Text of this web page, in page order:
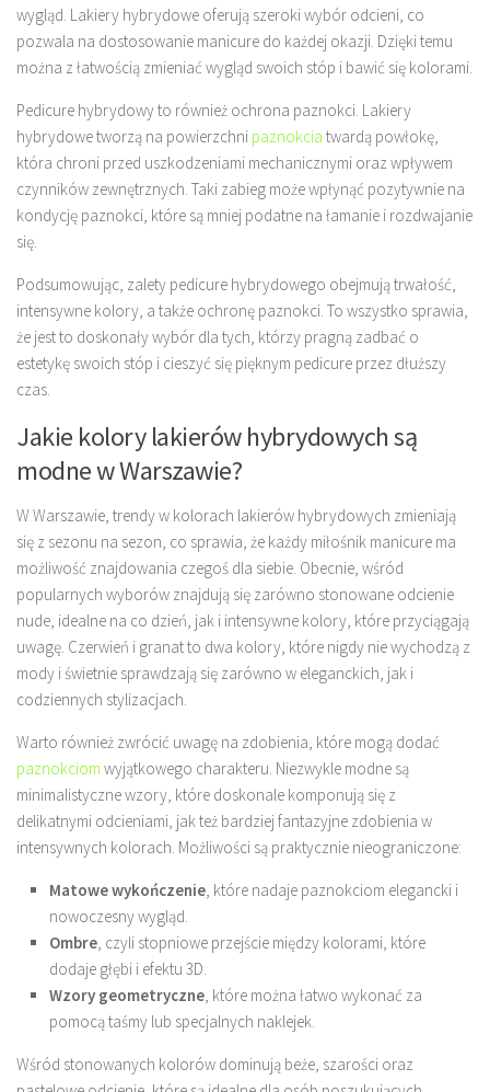
wygląd. Lakiery hybrydowe oferują szeroki wybór odcieni, co
pozwala na dostosowanie manicure do każdej okazji. Dzięki temu
można z łatwością zmieniać wygląd swoich stóp i bawić się kolorami.
Pedicure hybrydowy to również ochrona paznokci. Lakiery
hybrydowe tworzą na powierzchni paznokcia twardą powłokę,
która chroni przed uszkodzeniami mechanicznymi oraz wpływem
czynników zewnętrznych. Taki zabieg może wpłynąć pozytywnie na
kondycję paznokci, które są mniej podatne na łamanie i rozdwajanie
się.
Podsumowując, zalety pedicure hybrydowego obejmują trwałość,
intensywne kolory, a także ochronę paznokci. To wszystko sprawia,
że jest to doskonały wybór dla tych, którzy pragną zadbać o
estetykę swoich stóp i cieszyć się pięknym pedicure przez dłuższy
czas.
Jakie kolory lakierów hybrydowych są
modne w Warszawie?
W Warszawie, trendy w kolorach lakierów hybrydowych zmieniają
się z sezonu na sezon, co sprawia, że każdy miłośnik manicure ma
możliwość znajdowania czegoś dla siebie. Obecnie, wśród
popularnych wyborów znajdują się zarówno stonowane odcienie
nude, idealne na co dzień, jak i intensywne kolory, które przyciągają
uwagę. Czerwień i granat to dwa kolory, które nigdy nie wychodzą z
mody i świetnie sprawdzają się zarówno w eleganckich, jak i
codziennych stylizacjach.
Warto również zwrócić uwagę na zdobienia, które mogą dodać
paznokciom wyjątkowego charakteru. Niezwykle modne są
minimalistyczne wzory, które doskonale komponują się z
delikatnymi odcieniami, jak też bardziej fantazyjne zdobienia w
intensywnych kolorach. Możliwości są praktycznie nieograniczone:
Matowe wykończenie , które nadaje paznokciom elegancki i
nowoczesny wygląd.
Ombre , czyli stopniowe przejście między kolorami, które
dodaje głębi i efektu 3D.
Wzory geometryczne , które można łatwo wykonać za
pomocą taśmy lub specjalnych naklejek.
Wśród stonowanych kolorów dominują beże, szarości oraz